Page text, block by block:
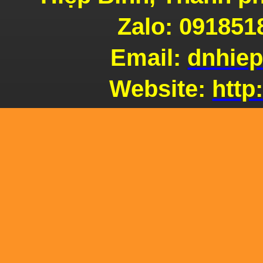
Zalo:
Email:
Website: